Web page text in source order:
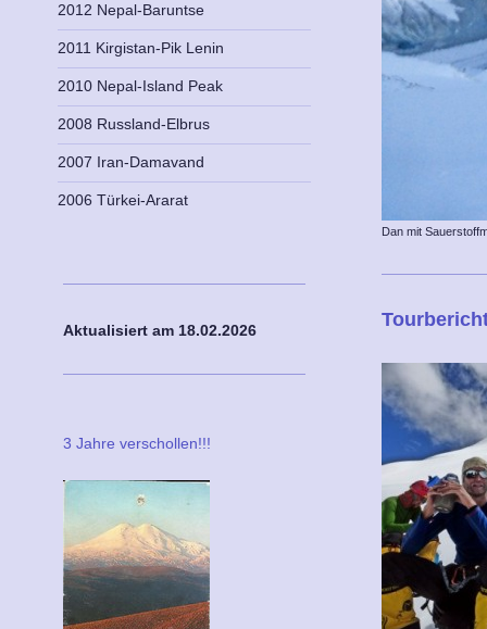
Dan mit
2012 Nepal-Baruntse
2011 Kirgistan-Pik Lenin
2010 Nepal-Island Peak
2008 Russland-Elbrus
2007 Iran-Damavand
2006 Türkei-Ararat
Aktualisiert am 18.02.2026
3 Jahre verschollen!!!